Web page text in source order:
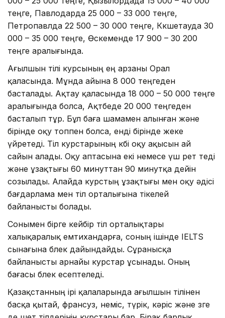
теңге, Павлодарда 25 000 – 33 000 теңге,
Петропавлда 22 500 – 30 000 теңге, Көкшетауда 30
000 – 35 000 теңге, Өскеменде 17 900 – 30 200
теңге аралығында.
Ағылшын тілі курсының ең арзаны Орал
қаласында. Мұнда айына 8 000 теңгеден
басталады. Ақтау қаласында 18 000 – 50 000 теңге
аралығында болса, Ақтөбеде 20 000 теңгеден
басталып тұр. Бұл баға шамамен алынған және
бірінде оқу топпен болса, енді бірінде жеке
үйретеді. Тіл курстарының көбі оқу ақысын ай
сайын алады. Оқу аптасына екі немесе үш рет өтеді
және ұзақтығы 60 минуттан 90 минутқа дейін
созылады. Алайда курстың ұзақтығы мен оқу әдісі
бағдарлама мен тіл орталығына тікелей
байланысты болады.
Сонымен бірге кейбір тіл орталықтары
халықаралық емтихандарға, соның ішінде IELTS
сынағына бөлек дайындайды. Сұранысқа
байланысты арнайы курстар ұсынады. Оның
бағасы бөлек есептеледі.
Қазақстанның ірі қалаларында ағылшын тілінен
басқа қытай, франсуз, неміс, түрік, кәріс және өзге